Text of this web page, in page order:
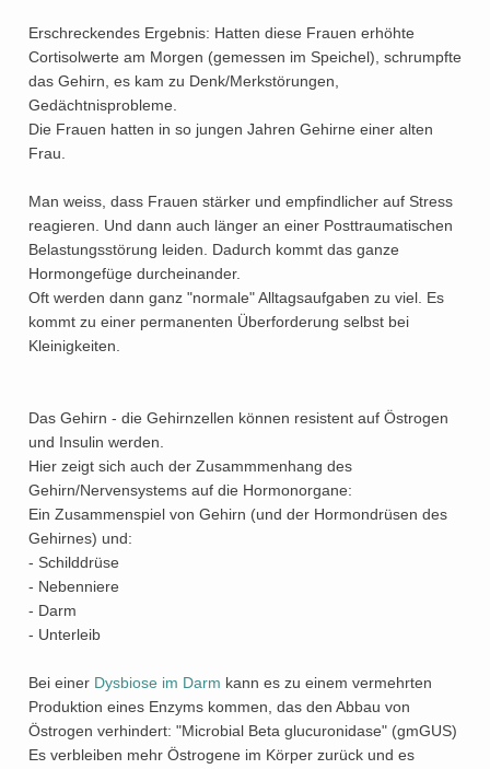
Erschreckendes Ergebnis: Hatten diese Frauen erhöhte
Cortisolwerte am Morgen (gemessen im Speichel), schrumpfte
das Gehirn, es kam zu Denk/Merkstörungen,
Gedächtnisprobleme.
Die Frauen hatten in so jungen Jahren Gehirne einer alten
Frau.
Man weiss, dass Frauen stärker und empfindlicher auf Stress
reagieren. Und dann auch länger an einer Posttraumatischen
Belastungsstörung leiden. Dadurch kommt das ganze
Hormongefüge durcheinander.
Oft werden dann ganz "normale" Alltagsaufgaben zu viel. Es
kommt zu einer permanenten Überforderung selbst bei
Kleinigkeiten.
Das Gehirn - die Gehirnzellen können resistent auf Östrogen
und Insulin werden.
Hier zeigt sich auch der Zusammmenhang des
Gehirn/Nervensystems auf die Hormonorgane:
Ein Zusammenspiel von Gehirn (und der Hormondrüsen des
Gehirnes) und:
- Schilddrüse
- Nebenniere
- Darm
- Unterleib
Bei einer Dysbiose im Darm kann es zu einem vermehrten
Produktion eines Enzyms kommen, das den Abbau von
Östrogen verhindert: "Microbial Beta glucuronidase" (gmGUS)
Es verbleiben mehr Östrogene im Körper zurück und es